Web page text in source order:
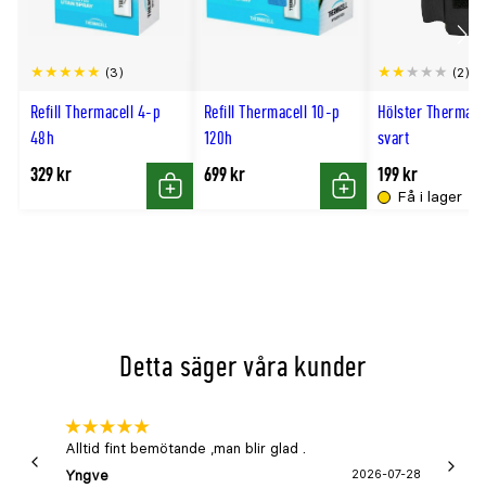
till
Refill Thermacell 4-p
48h
(3)
329 kr
Köp
Refill Thermacell 10-p
120h
699 kr
Köp
Hölster
svart
(2)
Få i lager
199 kr
Detta säger våra kunder
Alltid fint bemötande ,man blir glad .
Yngve
2026-07-28